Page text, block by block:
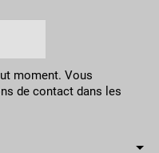
moment. Vous
de contact dans les